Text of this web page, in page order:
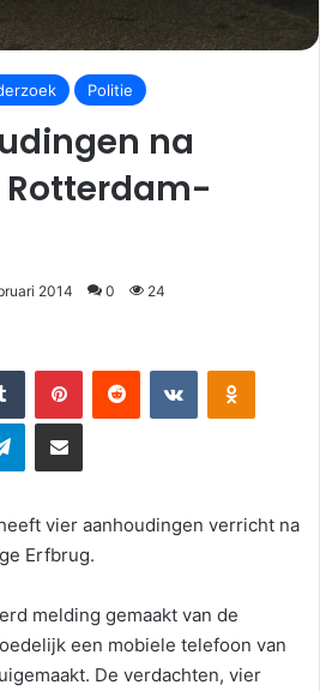
Politie
na
2014 0 24
Pinterest Reddit VKontakte Odnoklassniki
Deel via E-mail
vier aanhoudingen verricht na
Erfbrug.
melding gemaakt van de
een mobiele telefoon van
De verdachten, vier